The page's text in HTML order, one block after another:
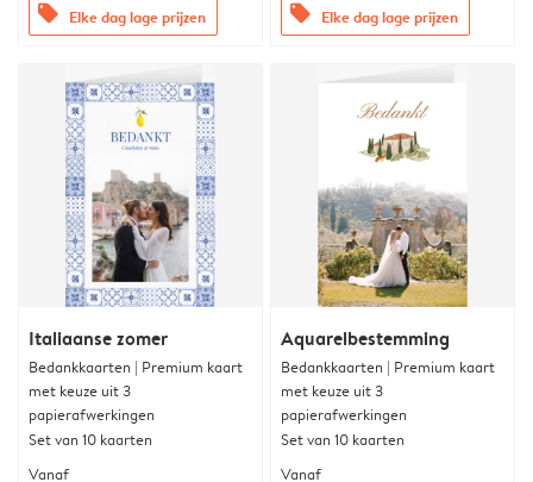
offers Elke dag lage prijzen offers Elke dag lage prijzen
Italiaanse zomer
Bedankkaarten | Premium kaart
met keuze uit 3
papierafwerkingen
Set van 10 kaarten
Vanaf
Aquarelbestemming
Bedankkaarten | Premium kaart
met keuze uit 3
papierafwerkingen
Set van 10 kaarten
Vanaf